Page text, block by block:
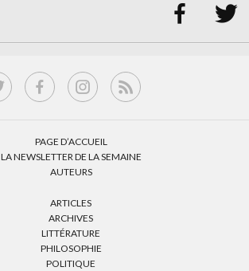
 
PAGE D’ACCUEIL
LA NEWSLETTER DE LA SEMAINE
AUTEURS
ARTICLES
ARCHIVES
LITTÉRATURE
PHILOSOPHIE
POLITIQUE